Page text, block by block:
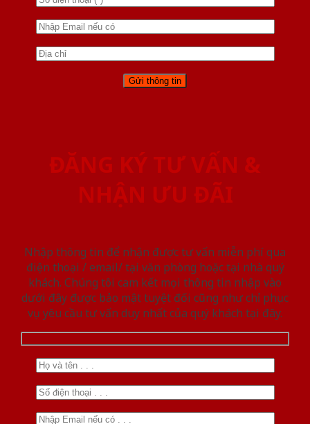
ĐĂNG KÝ TƯ VẤN &
NHẬN ƯU ĐÃI
Nhập thông tin để nhận được tư vấn miễn phí qua
điện thoại / email/ tại văn phòng hoặc tại nhà quý
khách. Chúng tôi cam kết mọi thông tin nhập vào
dưới đây được bảo mật tuyệt đối cũng như chỉ phục
vụ yêu cầu tư vấn duy nhất của quý khách tại đây.